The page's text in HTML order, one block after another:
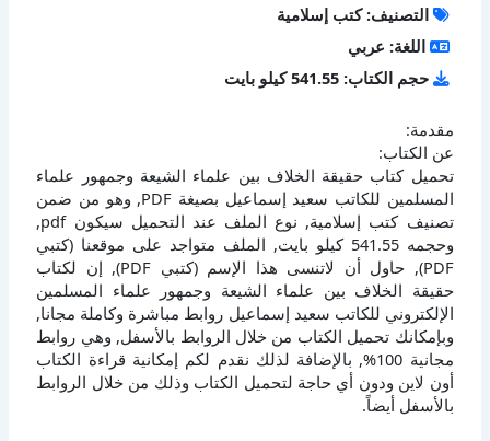
التصنيف: كتب إسلامية
اللغة: عربي
حجم الكتاب: 541.55 كيلو بايت
مقدمة:
عن الكتاب:
تحميل كتاب حقيقة الخلاف بين علماء الشيعة وجمهور علماء
المسلمين للكاتب سعيد إسماعيل بصيغة PDF, وهو من ضمن
تصنيف كتب إسلامية, نوع الملف عند التحميل سيكون pdf,
وحجمه 541.55 كيلو بايت, الملف متواجد على موقعنا (كتبي
PDF), حاول أن لاتنسى هذا الإسم (كتبي PDF), إن لكتاب
حقيقة الخلاف بين علماء الشيعة وجمهور علماء المسلمين
الإلكتروني للكاتب سعيد إسماعيل روابط مباشرة وكاملة مجانا,
وبإمكانك تحميل الكتاب من خلال الروابط بالأسفل, وهي روابط
مجانية 100%, بالإضافة لذلك نقدم لكم إمكانية قراءة الكتاب
أون لاين ودون أي حاجة لتحميل الكتاب وذلك من خلال الروابط
بالأسفل أيضاً.